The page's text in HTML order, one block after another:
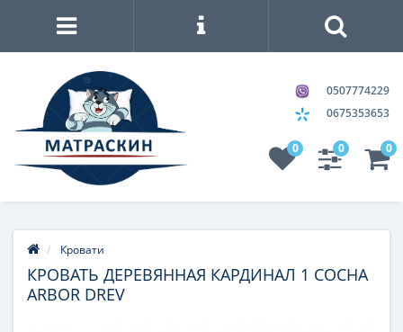
0507774229
0675353653
0 0 0
Кровати
КРОВАТЬ ДЕРЕВЯННАЯ КАРДИНАЛ 1 СОСНА
ARBOR DREV